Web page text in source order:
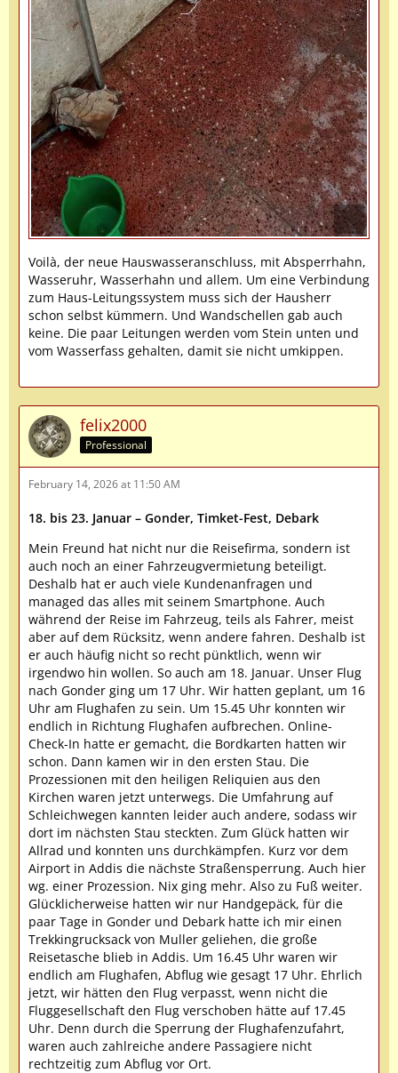
Voilà, der neue Hauswasseranschluss, mit Absperrhahn,
Wasseruhr, Wasserhahn und allem. Um eine Verbindung
zum Haus-Leitungssystem muss sich der Hausherr
schon selbst kümmern. Und Wandschellen gab auch
keine. Die paar Leitungen werden vom Stein unten und
vom Wasserfass gehalten, damit sie nicht umkippen.
felix2000
Professional
February 14, 2026 at 11:50 AM
18. bis 23. Januar – Gonder, Timket-Fest, Debark
Mein Freund hat nicht nur die Reisefirma, sondern ist
auch noch an einer Fahrzeugvermietung beteiligt.
Deshalb hat er auch viele Kundenanfragen und
managed das alles mit seinem Smartphone. Auch
während der Reise im Fahrzeug, teils als Fahrer, meist
aber auf dem Rücksitz, wenn andere fahren. Deshalb ist
er auch häufig nicht so recht pünktlich, wenn wir
irgendwo hin wollen. So auch am 18. Januar. Unser Flug
nach Gonder ging um 17 Uhr. Wir hatten geplant, um 16
Uhr am Flughafen zu sein. Um 15.45 Uhr konnten wir
endlich in Richtung Flughafen aufbrechen. Online-
Check-In hatte er gemacht, die Bordkarten hatten wir
schon. Dann kamen wir in den ersten Stau. Die
Prozessionen mit den heiligen Reliquien aus den
Kirchen waren jetzt unterwegs. Die Umfahrung auf
Schleichwegen kannten leider auch andere, sodass wir
dort im nächsten Stau steckten. Zum Glück hatten wir
Allrad und konnten uns durchkämpfen. Kurz vor dem
Airport in Addis die nächste Straßensperrung. Auch hier
wg. einer Prozession. Nix ging mehr. Also zu Fuß weiter.
Glücklicherweise hatten wir nur Handgepäck, für die
paar Tage in Gonder und Debark hatte ich mir einen
Trekkingrucksack von Muller geliehen, die große
Reisetasche blieb in Addis. Um 16.45 Uhr waren wir
endlich am Flughafen, Abflug wie gesagt 17 Uhr. Ehrlich
jetzt, wir hätten den Flug verpasst, wenn nicht die
Fluggesellschaft den Flug verschoben hätte auf 17.45
Uhr. Denn durch die Sperrung der Flughafenzufahrt,
waren auch zahlreiche andere Passagiere nicht
rechtzeitig zum Abflug vor Ort.